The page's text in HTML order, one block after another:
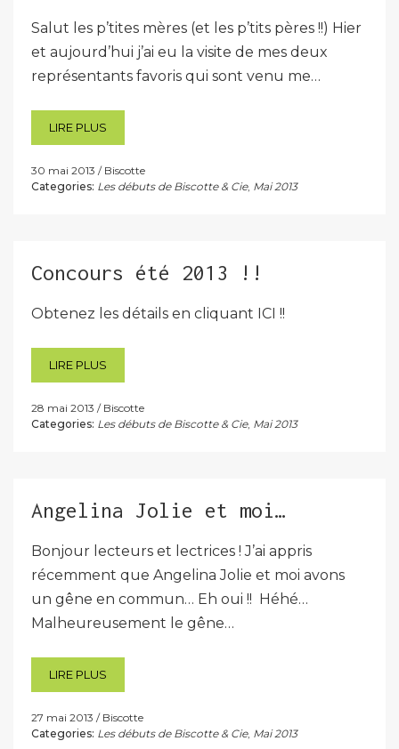
Salut les p’tites mères (et les p’tits pères !!) Hier
et aujourd’hui j’ai eu la visite de mes deux
représentants favoris qui sont venu me…
LIRE PLUS
30 mai 2013
Biscotte
Categories: Les débuts de Biscotte & Cie, Mai 2013
Concours été 2013 !!
Obtenez les détails en cliquant ICI !!
LIRE PLUS
28 mai 2013
Biscotte
Categories: Les débuts de Biscotte & Cie, Mai 2013
Angelina Jolie et moi…
Bonjour lecteurs et lectrices ! J’ai appris
récemment que Angelina Jolie et moi avons
un gêne en commun… Eh oui !! Héhé…
Malheureusement le gêne…
LIRE PLUS
27 mai 2013
Biscotte
Categories: Les débuts de Biscotte & Cie, Mai 2013